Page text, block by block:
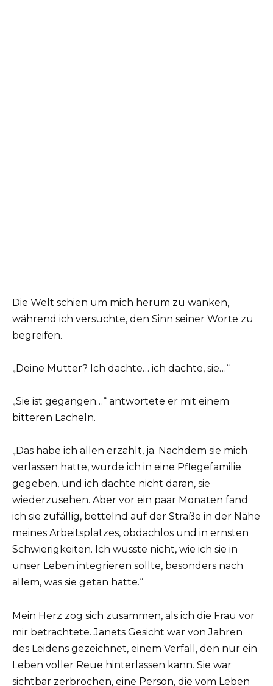
Die Welt schien um mich herum zu wanken,
während ich versuchte, den Sinn seiner Worte zu
begreifen.
„Deine Mutter? Ich dachte… ich dachte, sie…“
„Sie ist gegangen…“ antwortete er mit einem
bitteren Lächeln.
„Das habe ich allen erzählt, ja. Nachdem sie mich
verlassen hatte, wurde ich in eine Pflegefamilie
gegeben, und ich dachte nicht daran, sie
wiederzusehen. Aber vor ein paar Monaten fand
ich sie zufällig, bettelnd auf der Straße in der Nähe
meines Arbeitsplatzes, obdachlos und in ernsten
Schwierigkeiten. Ich wusste nicht, wie ich sie in
unser Leben integrieren sollte, besonders nach
allem, was sie getan hatte.“
Mein Herz zog sich zusammen, als ich die Frau vor
mir betrachtete. Janets Gesicht war von Jahren
des Leidens gezeichnet, einem Verfall, den nur ein
Leben voller Reue hinterlassen kann. Sie war
sichtbar zerbrochen, eine Person, die vom Leben